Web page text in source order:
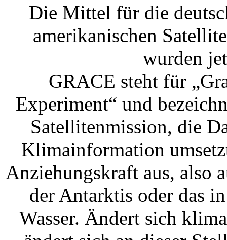
Die Mittel für die
amerikanischen
wurden
GRACE steht für
Experiment“ und
Satellitenmission, die
Klimainformation
Anziehungskraft aus, also
der Antarktis oder das
Wasser. Ändert sich